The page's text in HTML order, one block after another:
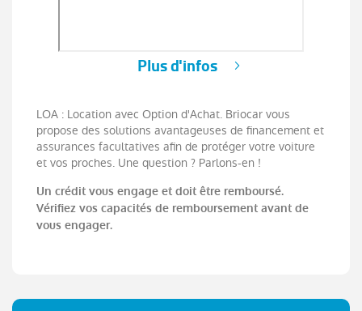
Plus d'infos
LOA : Location avec Option d'Achat. Briocar vous
propose des solutions avantageuses de financement et
assurances facultatives afin de protéger votre voiture
et vos proches. Une question ? Parlons-en !
Un crédit vous engage et doit être remboursé.
Vérifiez vos capacités de remboursement avant de
vous engager.